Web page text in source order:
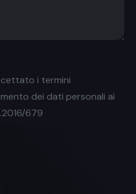
i termini
dei dati personali ai
679